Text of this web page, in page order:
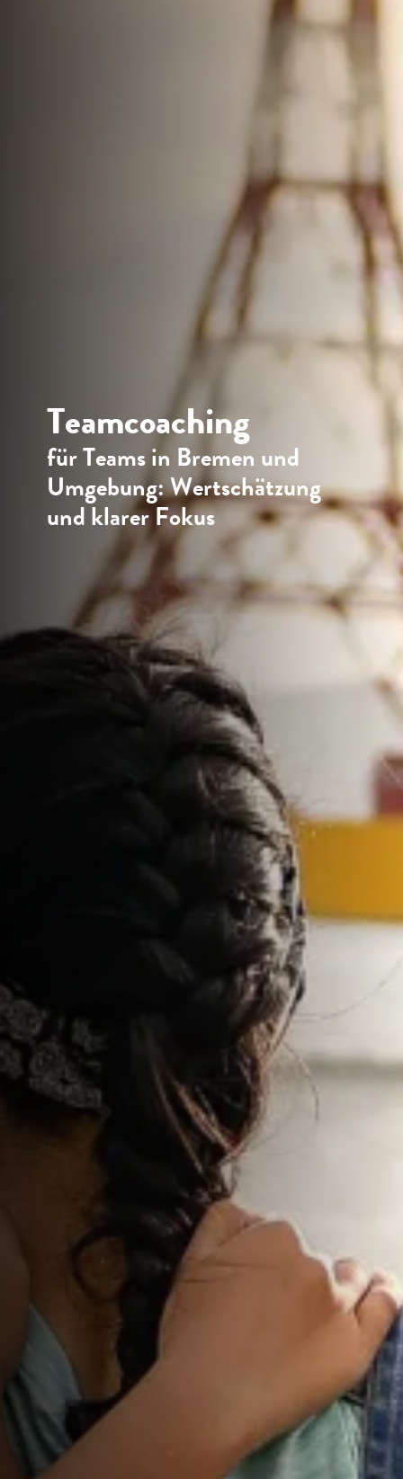
Teamcoaching
für Teams in Bremen und
Umgebung: Wertschätzung
und klarer Fokus